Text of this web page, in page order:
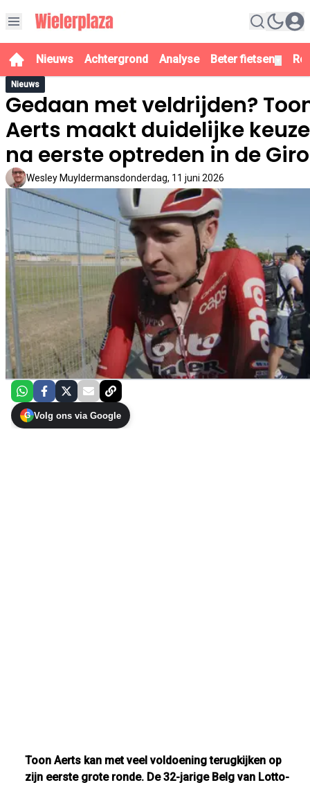
Nieuws Achtergrond Analyse Beter fietsen
Nieuws
Gedaan met veldrijden?
Aerts maakt duidelijke keuze
na eerste optreden in de Giro
Wesley Muyldermansdonderdag, 11 juni 2026
G Volg ons via Google
Toon Aerts kan met veel voldoening terugkijken op
zijn eerste grote ronde. De 32-jarige Belg van Lotto-